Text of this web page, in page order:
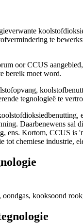
te
oor CCUS
bereik moet word.
tegnologieë te
Daarbenewens
ens. Kortom, CCUS is
chemiese industrie,
kooksoond